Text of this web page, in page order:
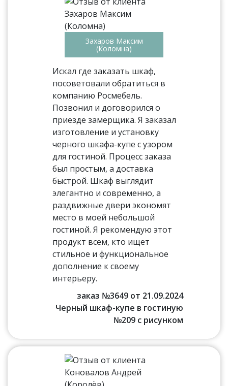
Захаров Максим
(Коломна)
Искал где заказать шкаф,
посоветовали обратиться в
компанию Росмебель.
Позвонил и договорился о
приезде замерщика. Я заказал
изготовление и установку
черного шкафа-купе с узором
для гостиной. Процесс заказа
был простым, а доставка
быстрой. Шкаф выглядит
элегантно и современно, а
раздвижные двери экономят
место в моей небольшой
гостиной. Я рекомендую этот
продукт всем, кто ищет
стильное и функциональное
дополнение к своему
интерьеру.
заказ №3649 от 21.09.2024
Черный шкаф-купе в гостиную
№209 с рисунком